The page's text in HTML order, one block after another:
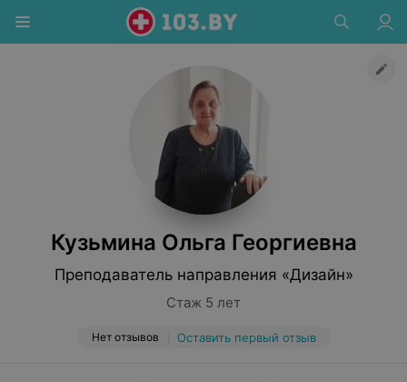
Кузьмина Ольга Георгиевна
Преподаватель направления «Дизайн»
Стаж 5 лет
Нет отзывов Оставить первый отзыв